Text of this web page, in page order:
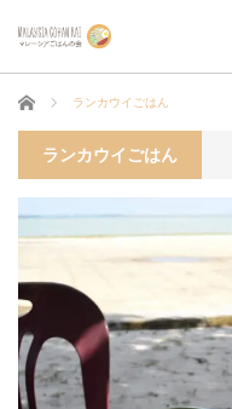
ホーム ランカウイごはん
ランカウイごはん